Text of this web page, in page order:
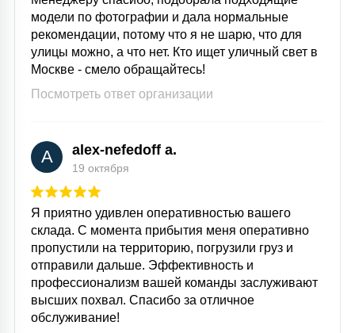
модели по фотографии и дала нормальные
рекомендации, потому что я не шарю, что для
улицы можно, а что нет. Кто ищет уличный свет в
Москве - смело обращайтесь!
Посмотреть ответ организации
A alex-nefedoff a.
19 октября
Я приятно удивлен оперативностью вашего
склада. С момента прибытия меня оперативно
пропустили на территорию, погрузили груз и
отправили дальше. Эффективность и
профессионализм вашей команды заслуживают
высших похвал. Спасибо за отличное
обслуживание!